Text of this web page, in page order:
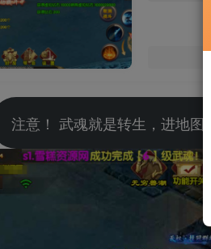
注意！ 武魂就是转生，进地